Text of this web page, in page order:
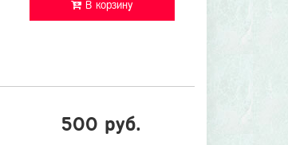
В корзину
500 руб.